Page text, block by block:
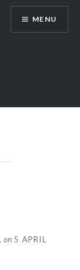
MENU
on 5 APRIL